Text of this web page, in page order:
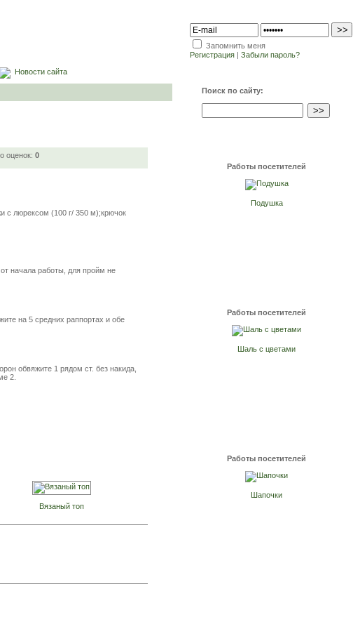
Запомнить меня
Регистрация | Забыли пароль?
Новости сайта
оценок: 0
с люрексом (100 г/ 350 м);крючок
начала работы, для пройм не
на 5 средних раппортах и обе
обвяжите 1 рядом ст. без накида,
2.
Вязаный топ
Поиск по сайту:
Работы посетителей
Подушка
Работы посетителей
Шаль с цветами
Работы посетителей
Шапочки